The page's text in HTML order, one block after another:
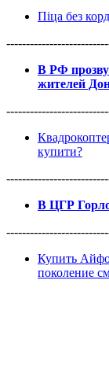
Піца без
В РФ
жителей
купити?
В ЦГР
Купить
поколение